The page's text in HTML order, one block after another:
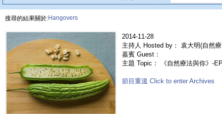
搜尋的結果關於:Hangovers
2014-11-28
主持人 Hosted by： 袁大明(自然
嘉賓 Guest：
主題 Topic： 《自然療法與你》-
節目重溫 Click to enter Archives